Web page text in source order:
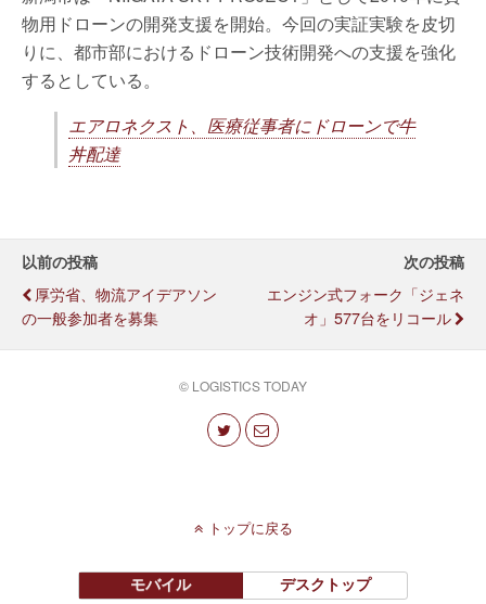
物用ドローンの開発支援を開始。今回の実証実験を皮切
りに、都市部におけるドローン技術開発への支援を強化
するとしている。
エアロネクスト、医療従事者にドローンで牛
丼配達
以前の投稿
厚労省、物流アイデアソン
の一般参加者を募集
次の投稿
エンジン式フォーク「ジェネ
オ」577台をリコール
© LOGISTICS TODAY
トップに戻る
モバイル デスクトップ